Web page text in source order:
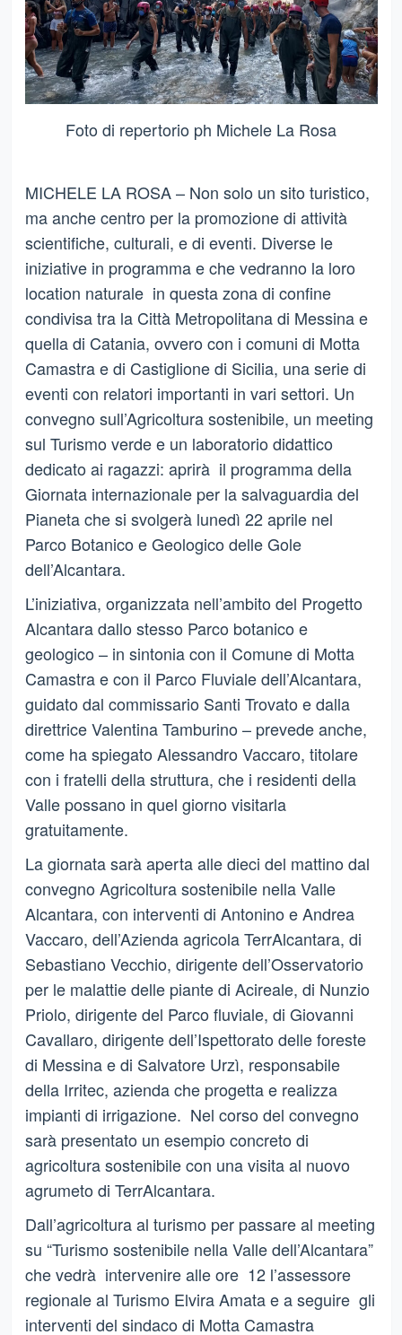
Foto di repertorio ph Michele La Rosa
MICHELE LA ROSA – Non solo un sito turistico,
ma anche centro per la promozione di attività
scientifiche, culturali, e di eventi. Diverse le
iniziative in programma e che vedranno la loro
location naturale in questa zona di confine
condivisa tra la Città Metropolitana di Messina e
quella di Catania, ovvero con i comuni di Motta
Camastra e di Castiglione di Sicilia, una serie di
eventi con relatori importanti in vari settori. Un
convegno sull’Agricoltura sostenibile, un meeting
sul Turismo verde e un laboratorio didattico
dedicato ai ragazzi: aprirà il programma della
Giornata internazionale per la salvaguardia del
Pianeta che si svolgerà lunedì 22 aprile nel
Parco Botanico e Geologico delle Gole
dell’Alcantara.
L’iniziativa, organizzata nell’ambito del Progetto
Alcantara dallo stesso Parco botanico e
geologico – in sintonia con il Comune di Motta
Camastra e con il Parco Fluviale dell’Alcantara,
guidato dal commissario Santi Trovato e dalla
direttrice Valentina Tamburino – prevede anche,
come ha spiegato Alessandro Vaccaro, titolare
con i fratelli della struttura, che i residenti della
Valle possano in quel giorno visitarla
gratuitamente.
La giornata sarà aperta alle dieci del mattino dal
convegno Agricoltura sostenibile nella Valle
Alcantara, con interventi di Antonino e Andrea
Vaccaro, dell’Azienda agricola TerrAlcantara, di
Sebastiano Vecchio, dirigente dell’Osservatorio
per le malattie delle piante di Acireale, di Nunzio
Priolo, dirigente del Parco fluviale, di Giovanni
Cavallaro, dirigente dell’Ispettorato delle foreste
di Messina e di Salvatore Urzì, responsabile
della Irritec, azienda che progetta e realizza
impianti di irrigazione. Nel corso del convegno
sarà presentato un esempio concreto di
agricoltura sostenibile con una visita al nuovo
agrumeto di TerrAlcantara.
Dall’agricoltura al turismo per passare al meeting
su “Turismo sostenibile nella Valle dell’Alcantara”
che vedrà intervenire alle ore 12 l’assessore
regionale al Turismo Elvira Amata e a seguire gli
interventi del sindaco di Motta Camastra